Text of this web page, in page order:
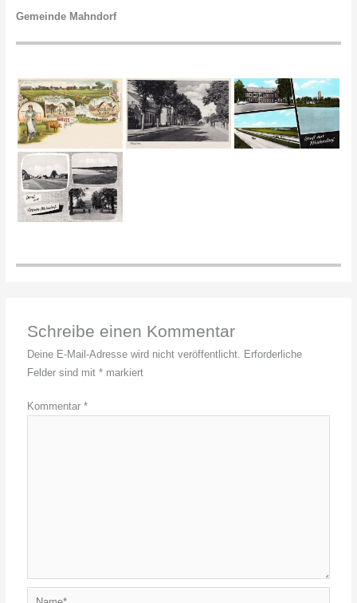
Gemeinde Mahndorf
Schreibe einen Kommentar
Deine E-Mail-Adresse wird nicht veröffentlicht. Erforderliche
Felder sind mit* markiert
Kommentar*
Name*